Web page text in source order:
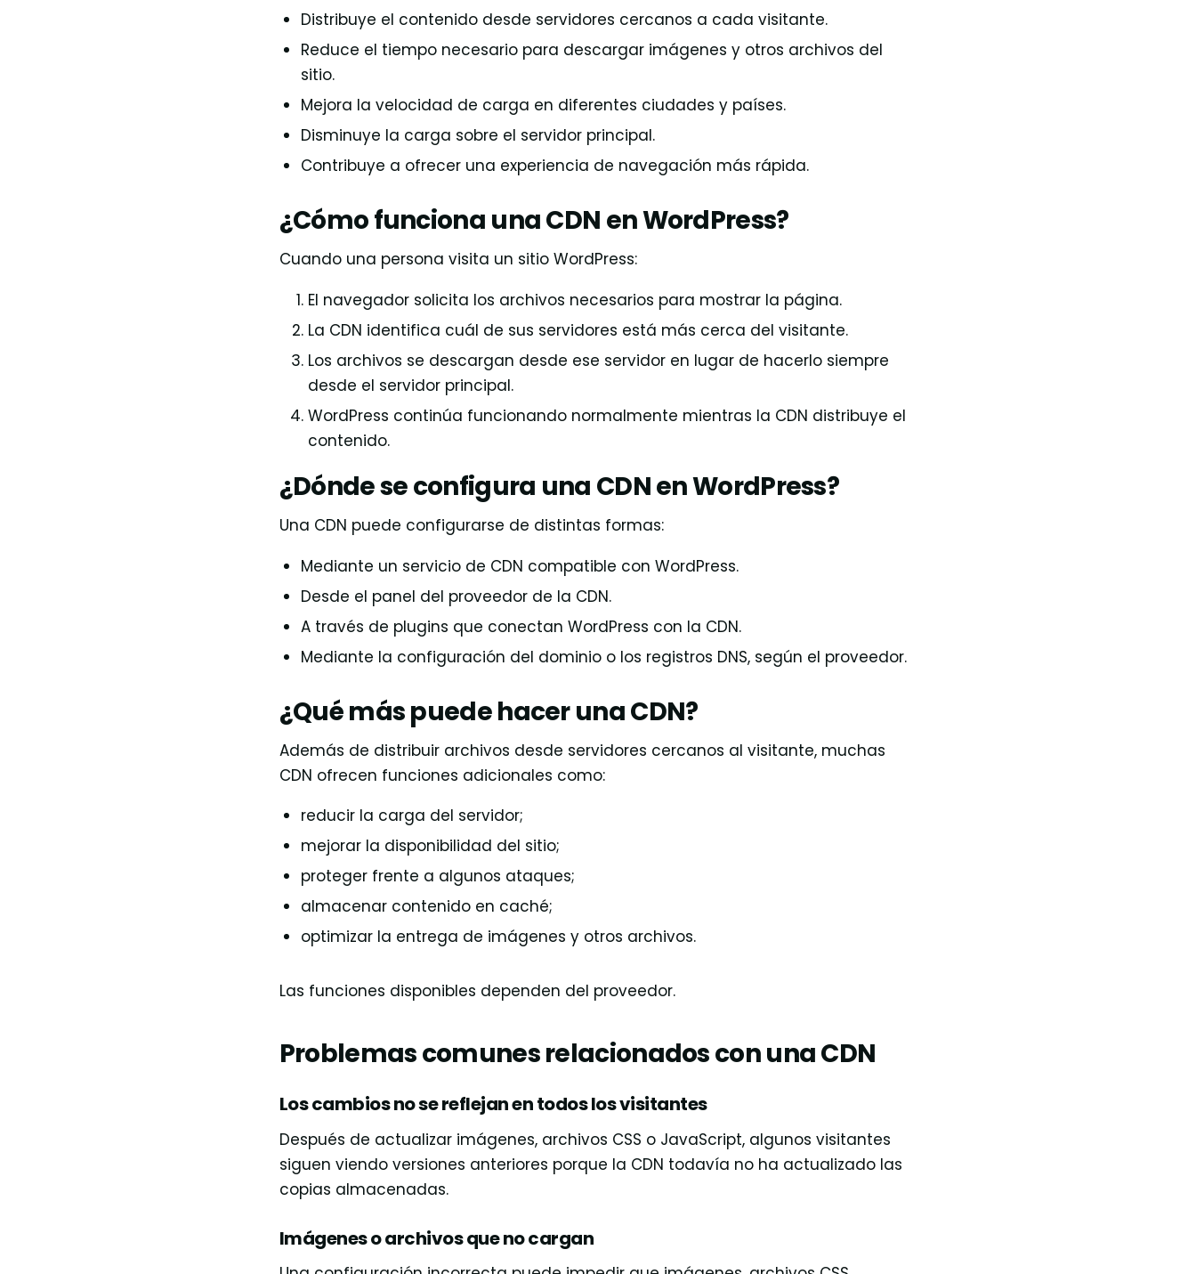
Distribuye el contenido desde servidores cercanos a cada visitante.
Reduce el tiempo necesario para descargar imágenes y otros archivos del
sitio.
Mejora la velocidad de carga en diferentes ciudades y países.
Disminuye la carga sobre el servidor principal.
Contribuye a ofrecer una experiencia de navegación más rápida.
¿Cómo funciona una CDN en WordPress?
Cuando una persona visita un sitio WordPress:
El navegador solicita los archivos necesarios para mostrar la página.
La CDN identifica cuál de sus servidores está más cerca del visitante.
Los archivos se descargan desde ese servidor en lugar de hacerlo siempre
desde el servidor principal.
WordPress continúa funcionando normalmente mientras la CDN distribuye el
contenido.
¿Dónde se configura una CDN en WordPress?
Una CDN puede configurarse de distintas formas:
Mediante un servicio de CDN compatible con WordPress.
Desde el panel del proveedor de la CDN.
A través de plugins que conectan WordPress con la CDN.
Mediante la configuración del dominio o los registros DNS, según el proveedor.
¿Qué más puede hacer una CDN?
Además de distribuir archivos desde servidores cercanos al visitante, muchas
CDN ofrecen funciones adicionales como:
reducir la carga del servidor;
mejorar la disponibilidad del sitio;
proteger frente a algunos ataques;
almacenar contenido en caché;
optimizar la entrega de imágenes y otros archivos.
Las funciones disponibles dependen del proveedor.
Problemas comunes relacionados con una CDN
Los cambios no se reflejan en todos los visitantes
Después de actualizar imágenes, archivos CSS o JavaScript, algunos visitantes
siguen viendo versiones anteriores porque la CDN todavía no ha actualizado las
copias almacenadas.
Imágenes o archivos que no cargan